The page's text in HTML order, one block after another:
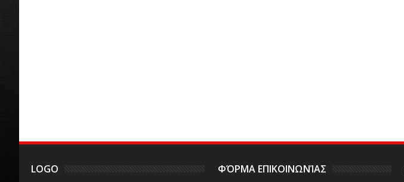
LOGO ΦΌΡΜΑ ΕΠΙΚΟΙΝΩΝΊΑΣ